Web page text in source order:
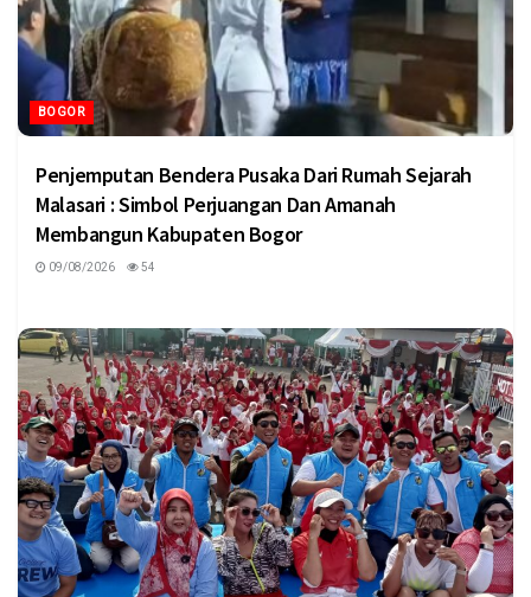
BOGOR
Penjemputan Bendera Pusaka Dari Rumah Sejarah
Malasari : Simbol Perjuangan Dan Amanah
Membangun Kabupaten Bogor
09/08/2026 54